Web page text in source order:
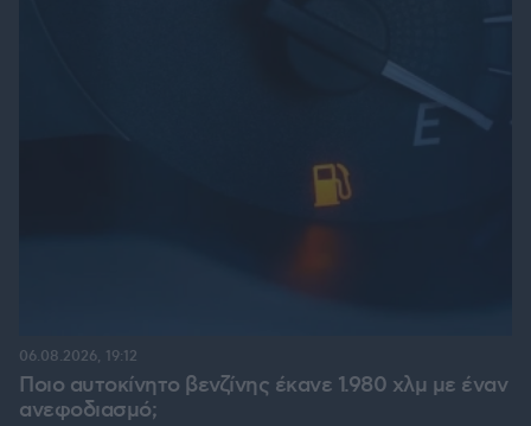
Ποιο αυτοκίνητο βενζίνης έκανε 1.980 χλμ με έναν
ανεφοδιασμό;
06.08.2026, 19:12